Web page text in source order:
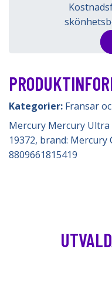
Kategorier: Fransar
Mercury Mercury Ultra
19372, brand: Mercury
8809661815419